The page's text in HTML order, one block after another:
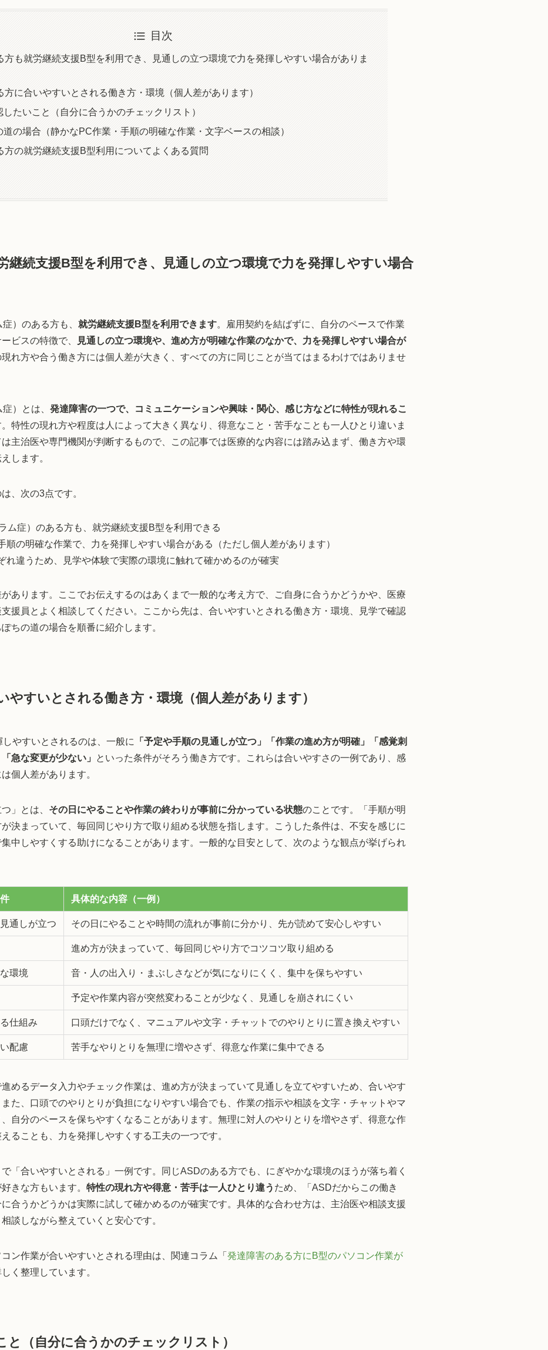
目次
方も就労継続支援B型を利用でき、見通しの立つ環境で力を発揮しやすい場合がありま
方に合いやすいとされる働き方・環境（個人差があります）
したいこと（自分に合うかのチェックリスト）
道の場合（静かなPC作業・手順の明確な作業・文字ベースの相談）
方の就労継続支援B型利用についてよくある質問
継続支援B型を利用でき、見通しの立つ環境で力を発揮しやすい場合
）のある方も、 就労継続支援B型を利用できます。雇用契約を結ばずに、自分のペースで作業
ビスの特徴で、
見通しの立つ環境や、進め方が明確な作業のなかで、力を発揮しやすい場合が
れ方や合う働き方には個人差が大きく、すべての方に同じことが当てはまるわけではありませ
）とは、 発達障害の一つで、コミュニケーションや興味・関心、感じ方などに特性が現れるこ
特性の現れ方や程度は人によって大きく異なり、得意なこと・苦手なことも一人ひとり違いま
主治医や専門機関が判断するもので、この記事では医療的な内容には踏み込まず、働き方や環
します。
、次の3点です。
ム症）のある方も、就労継続支援B型を利用できる
順の明確な作業で、力を発揮しやすい場合がある（ただし個人差があります）
れ違うため、見学や体験で実際の環境に触れて確かめるのが確実
あります。ここでお伝えするのはあくまで一般的な考え方で、ご自身に合うかどうかや、医療
援員とよく相談してください。ここから先は、合いやすいとされる働き方・環境、見学で確認
ちの道の場合を順番に紹介します。
やすいとされる働き方・環境（個人差があります）
やすいとされるのは、一般に
「予定や手順の見通しが立つ」「作業の進め方が明確」「感覚刺
急な変更が少ない」
といった条件がそろう働き方です。これらは合いやすさの一例であり、感
個人差があります。
」とは、 その日にやることや作業の終わりが事前に分かっている状態のことです。「手順が明
決まっていて、毎回同じやり方で取り組める状態を指します。こうした条件は、不安を感じに
中しやすくする助けになることがあります。一般的な目安として、次のような観点が挙げられ
具体的な内容（一例）
通しが立つ その日にやることや時間の流れが事前に分かり、先が読めて安心しやすい
進め方が決まっていて、毎回同じやり方でコツコツ取り組める
環境 音・人の出入り・まぶしさなどが気になりにくく、集中を保ちやすい
予定や作業内容が突然変わることが少なく、見通しを崩されにくい
仕組み 口頭だけでなく、マニュアルや文字・チャットでのやりとりに置き換えやすい
配慮 苦手なやりとりを無理に増やさず、得意な作業に集中できる
めるデータ入力やチェック作業は、進め方が決まっていて見通しを立てやすいため、合いやす
た、口頭でのやりとりが負担になりやすい場合でも、作業の指示や相談を文字・チャットやマ
自分のペースを保ちやすくなることがあります。無理に対人のやりとりを増やさず、得意な作
ることも、力を発揮しやすくする工夫の一つです。
「合いやすいとされる」一例です。同じASDのある方でも、にぎやかな環境のほうが落ち着く
きな方もいます。 特性の現れ方や得意・苦手は一人ひとり違う ため、「ASDだからこの働き
合うかどうかは実際に試して確かめるのが確実です。具体的な合わせ方は、主治医や相談支援
談しながら整えていくと安心です。
ン作業が合いやすいとされる理由は、関連コラム「 発達障害のある方にB型のパソコン作業が
しく整理しています。
と（自分に合うかのチェックリスト）